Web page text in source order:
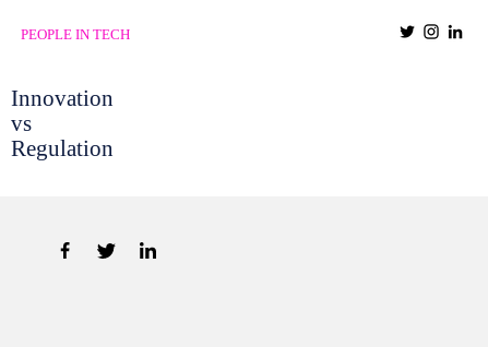
PEOPLE IN TECH
Innovation
vs
Regulation